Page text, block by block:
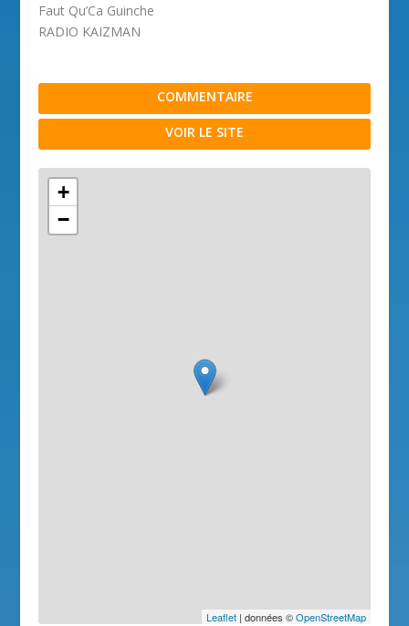
Faut Qu’Ca Guinche
RADIO KAIZMAN
COMMENTAIRE
VOIR LE SITE
+
−
Leaflet| données ©OpenStreetMap